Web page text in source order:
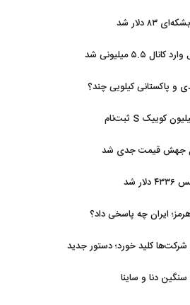
دلار شد
میلیونی شد
و پاکستانی کیلویی چند؟
آغاز فروش جدید سایپا؛ با ۴۹۹ میلیون کوییک S ثبت‌نام
جهش قیمت جدی شد
شد
ایران چه پاسخی داد؟
کلید خورد؛ دستور جدید
دنا و ساینا